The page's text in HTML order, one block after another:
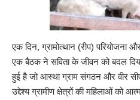
एक दिन, ग्रामोत्थान (रीप) परियोजना
एक बैठक ने सविता के जीवन को बदल
हुई है जो आस्था ग्राम संगठन और वीर
उद्देश्य ग्रामीण क्षेत्रों की महिलाओं को